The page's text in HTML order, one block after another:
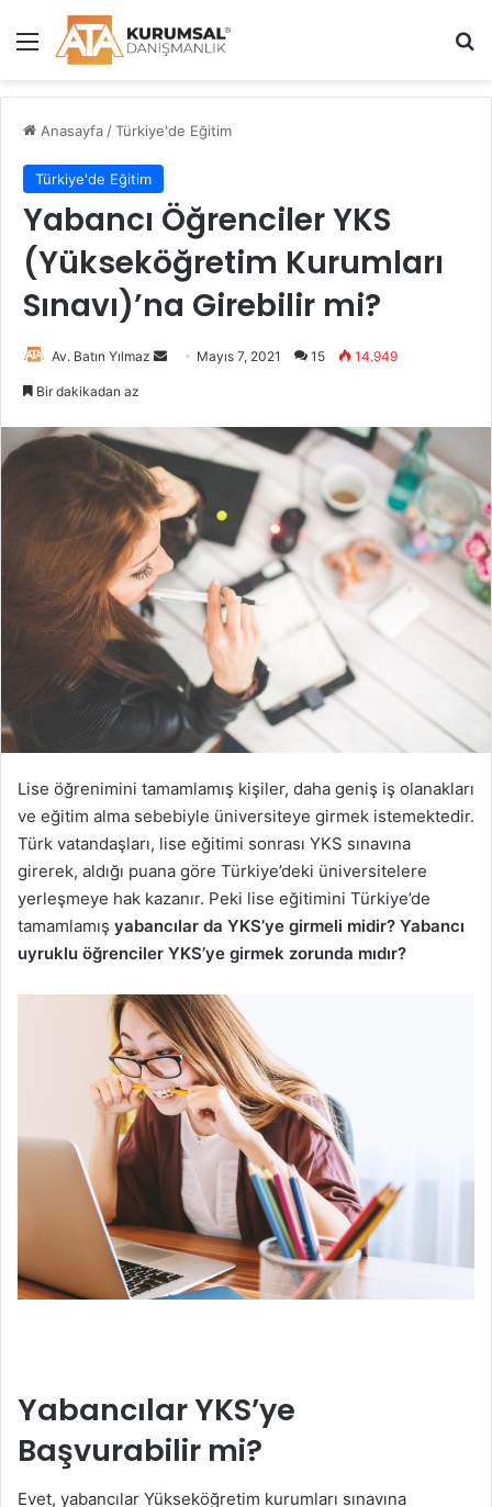
Menü
Anasayfa /Türkiye'de Eğitim
Türkiye'de Eğitim
Yabancı Öğrenciler YKS
(Yükseköğretim Kurumları
Sınavı)’na Girebilir mi?
Av. Batın Yılmaz
p
o
t
a
g
ö
e
r
Mayıs 7, 2021 15 14.949
Bir dakikadan az
Lise öğrenimini tamamlamış kişiler, daha geniş iş olanakları
ve eğitim alma sebebiyle üniversiteye girmek istemektedir.
Türk vatandaşları, lise eğitimi sonrası YKS sınavına
girerek, aldığı puana göre Türkiye’deki üniversitelere
yerleşmeye hak kazanır. Peki lise eğitimini Türkiye’de
tamamlamış yabancılar da YKS’ye girmeli midir? Yabancı
uyruklu öğrenciler YKS’ye girmek zorunda mıdır?
Yabancılar YKS’ye
Başvurabilir mi?
Evet, yabancılar Yükseköğretim kurumları sınavına